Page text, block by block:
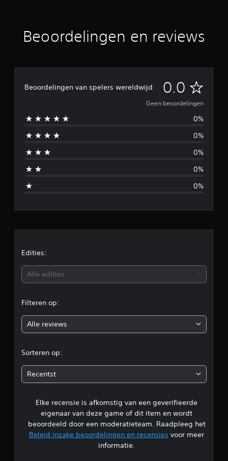
Beoordelingen en reviews
Beoordelingen van spelers wereldwijd 0.0 G
e
e
n
i
n
e
n
Geen beoordelingen
0%
0%
0%
0%
0%
Edities:
Alle edities
Filteren op:
Alle reviews
Sorteren op:
Recentst
Elke recensie is afkomstig van een geverifieerde
eigenaar van deze game of dit item en wordt
beoordeeld door een moderatieteam. Raadpleeg het
Beleid inzake beoordelingen en recensies voor meer
informatie.